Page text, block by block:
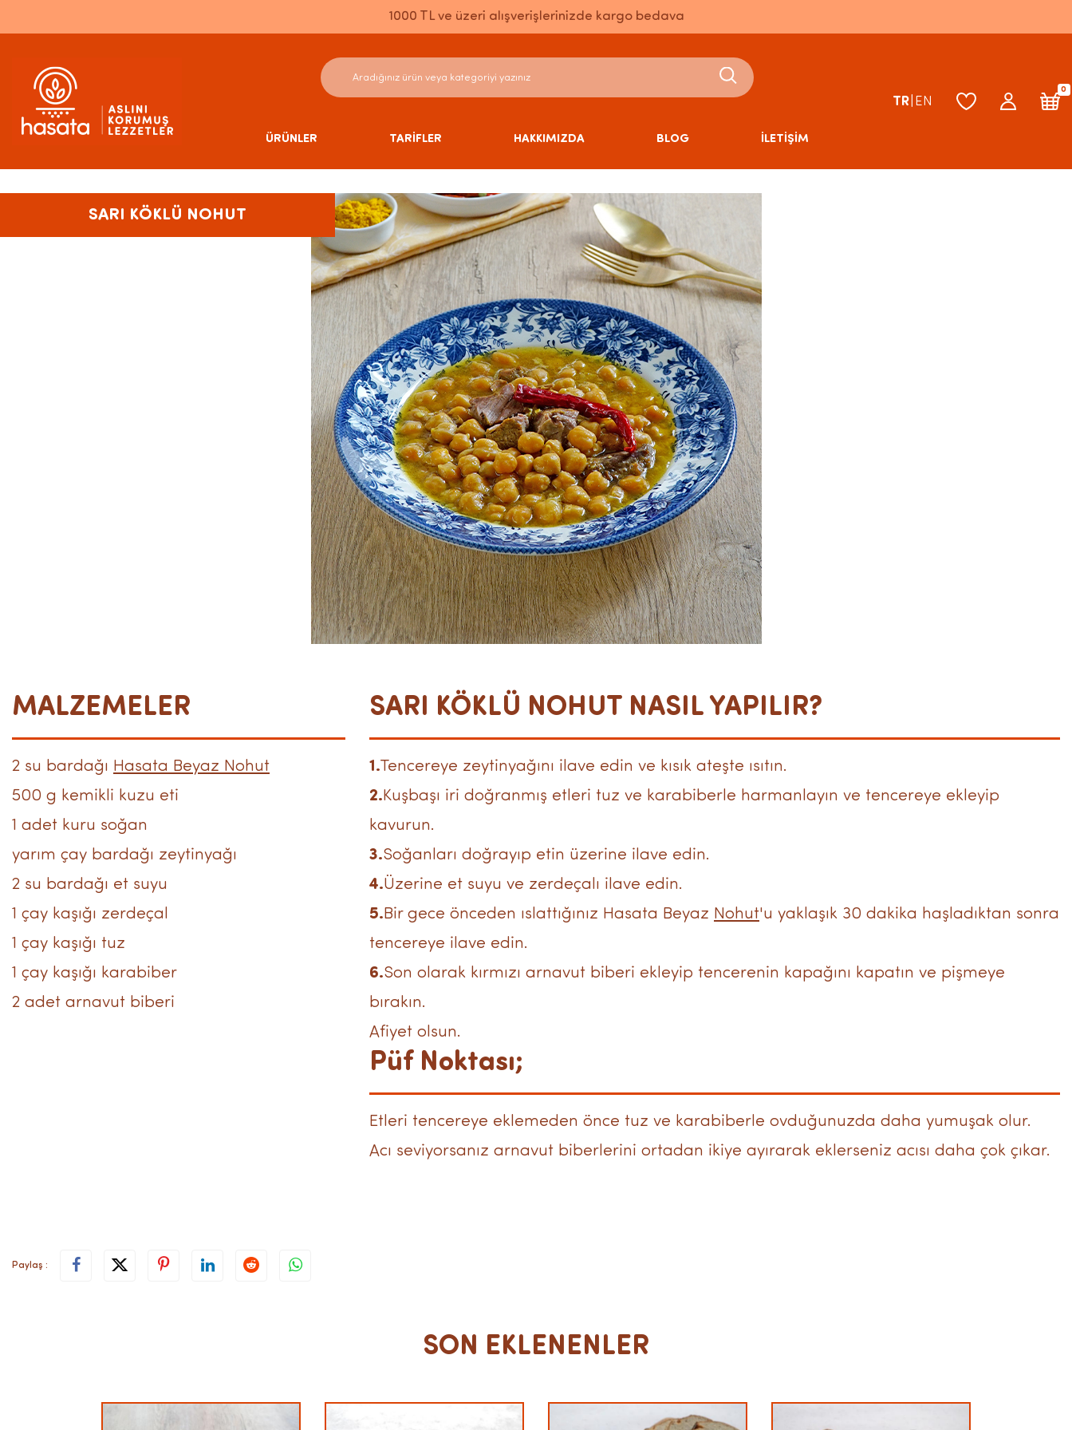
1000 TL ve üzeri alışverişlerinizde kargo bedava
ÜRÜNLER TARİFLER HAKKIMIZDA BLOG İLETİŞİM
TR EN
0
SARI KÖKLÜ NOHUT
MALZEMELER
2 su bardağı Hasata Beyaz Nohut
500 g kemikli kuzu eti
1 adet kuru soğan
yarım çay bardağı zeytinyağı
2 su bardağı et suyu
1 çay kaşığı zerdeçal
1 çay kaşığı tuz
1 çay kaşığı karabiber
2 adet arnavut biberi
SARI KÖKLÜ NOHUT NASIL YAPILIR?
1.Tencereye zeytinyağını ilave edin ve kısık ateşte ısıtın.
2.Kuşbaşı iri doğranmış etleri tuz ve karabiberle harmanlayın ve tencereye ekleyip
kavurun.
3.Soğanları doğrayıp etin üzerine ilave edin.
4.Üzerine et suyu ve zerdeçalı ilave edin.
5.Bir gece önceden ıslattığınız Hasata Beyaz Nohut'u yaklaşık 30 dakika haşladıktan sonra
tencereye ilave edin.
6.Son olarak kırmızı arnavut biberi ekleyip tencerenin kapağını kapatın ve pişmeye
bırakın.
Afiyet olsun.
Püf Noktası;
Etleri tencereye eklemeden önce tuz ve karabiberle ovduğunuzda daha yumuşak olur.
Acı seviyorsanız arnavut biberlerini ortadan ikiye ayırarak eklerseniz acısı daha çok çıkar.
Paylaş :
SON EKLENENLER